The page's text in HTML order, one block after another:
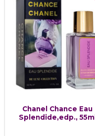
Chanel Chance Eau
Splendide,edp., 55ml